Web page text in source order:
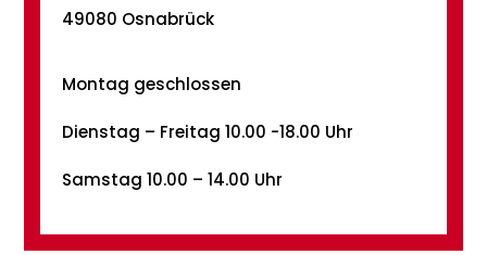
49080 Osnabrück
Montag geschlossen
Dienstag – Freitag 10.00 -18.00 Uhr
Samstag 10.00 – 14.00 Uhr